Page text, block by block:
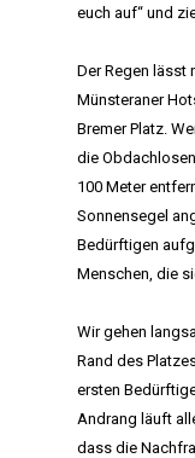
euch auf“ und
Der Regen lässt
Münsteraner
Bremer Platz.
die
100 Meter
Sonnensegel
Bedürftigen
Menschen, die
Wir gehen
Rand des
ersten
Andrang läuft
dass die